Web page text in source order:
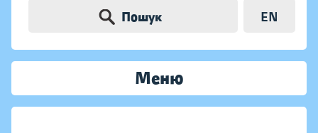
Пошук EN
Меню